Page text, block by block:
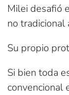
Milei desafió
no tradicional
Su propio
Si bien toda
convencional